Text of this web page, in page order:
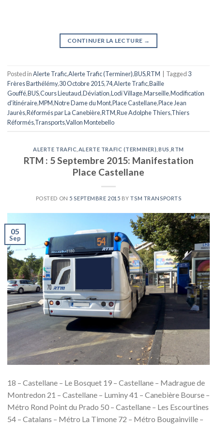
CONTINUER LA LECTURE →
Posted inAlerte Trafic,Alerte Trafic (Terminer),BUS,RTM Tagged 3
Frères Barthélémy,30 Octobre 2015,74,Alerte Trafic,Baille
Gouffé,BUS,Cours Lieutaud,Déviation,Lodi Village,Marseille,Modification
d'itinéraire,MPM,Notre Dame du Mont,Place Castellane,Place Jean
Jaurès,Réformés par La Canebière,RTM,Rue Adolphe Thiers,Thiers
Réformés,Transports,Vallon Montebello
ALERTE TRAFIC ALERTE TRAFIC (TERMINER) BUS ,RTM
RTM : 5 Septembre 2015: Manifestation
Place Castellane
POSTED ON 5 SEPTEMBRE 2015 BYTSM TRANSPORTS
05
Sep
18 – Castellane – Le Bosquet 19 – Castellane – Madrague de
Montredon 21 – Castellane – Luminy 41 – Canebière Bourse –
Métro Rond Point du Prado 50 – Castellane – Les Escourtines
54 – Catalans – Métro La Timone 72 – Métro Bougainville –